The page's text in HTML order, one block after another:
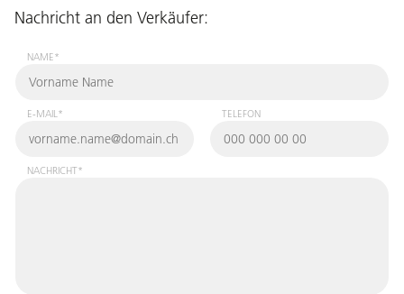
Nachricht an den Verkäufer:
NAME*
E-MAIL* TELEFON
NACHRICHT*